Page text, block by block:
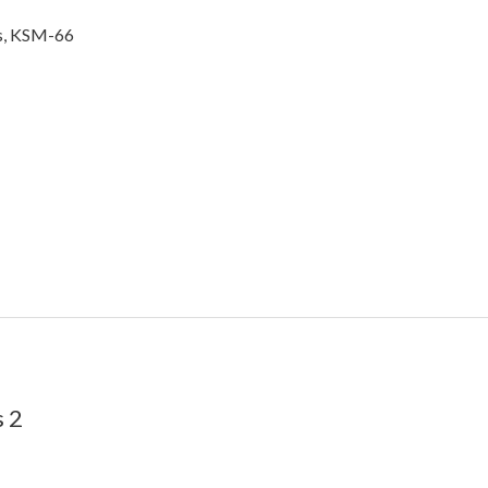
KSM-66
2